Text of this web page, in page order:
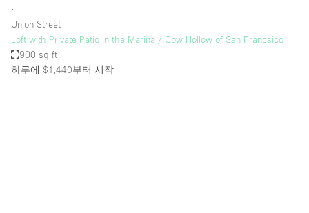
Large Door Entrance
Lighting
∙
Union Street
Loft with Private Patio in the Marina / Cow Hollow of San Francsico
900 sq ft
하루에 $1,440부터 시작